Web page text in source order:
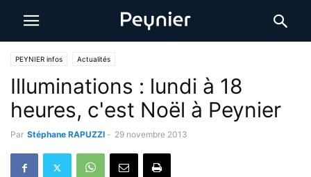
PEYNIER infos Actualités
Illuminations : lundi à 18
heures, c'est Noël à Peynier
Par Stéphane RAPUZZI - 29 novembre 2013